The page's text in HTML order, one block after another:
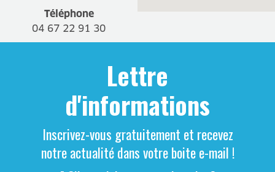
Téléphone
04 67 22 91 30
Lettre
d'informations
Inscrivez-vous gratuitement et recevez
notre actualité dans votre boite e-mail !